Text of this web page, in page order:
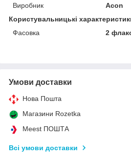
Виробник
Acon
Користувальницькі
Фасовка
2
Умови доставки
Нова Пошта
Магазини Rozetka
Meest ПОШТА
Всі умови доставки